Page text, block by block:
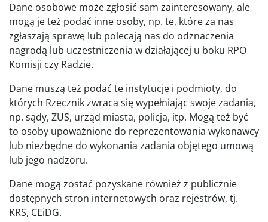
Dane osobowe może zgłosić sam zainteresowany, ale
mogą je też podać inne osoby, np. te, które za nas
zgłaszają sprawę lub polecają nas do odznaczenia
nagrodą lub uczestniczenia w działającej u boku RPO
Komisji czy Radzie.
Dane muszą też podać te instytucje i podmioty, do
których Rzecznik zwraca się wypełniając swoje zadania,
np. sądy, ZUS, urząd miasta, policja, itp. Mogą też być
to osoby upoważnione do reprezentowania wykonawcy
lub niezbędne do wykonania zadania objętego umową
lub jego nadzoru.
Dane mogą zostać pozyskane również z publicznie
dostępnych stron internetowych oraz rejestrów, tj.
KRS, CEiDG.